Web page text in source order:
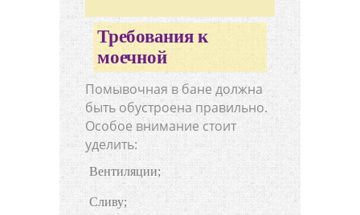
Требования к
моечной
Помывочная в бане должна
быть обустроена правильно.
Особое внимание стоит
уделить:
Вентиляции;
Сливу;